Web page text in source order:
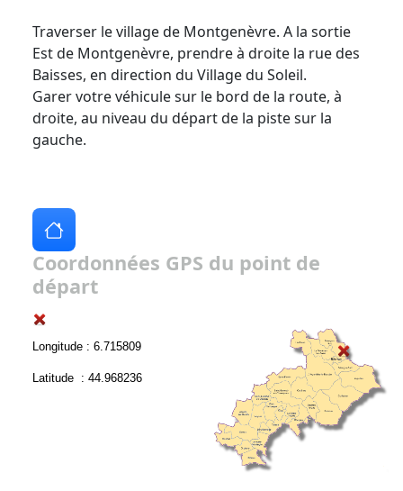
Traverser le village de Montgenèvre. A la sortie
Est de Montgenèvre, prendre à droite la rue des
Baisses, en direction du Village du Soleil.
Garer votre véhicule sur le bord de la route, à
droite, au niveau du départ de la piste sur la
gauche.
Coordonnées GPS du point de
départ
Longitude : 6.715809
Latitude : 44.968236